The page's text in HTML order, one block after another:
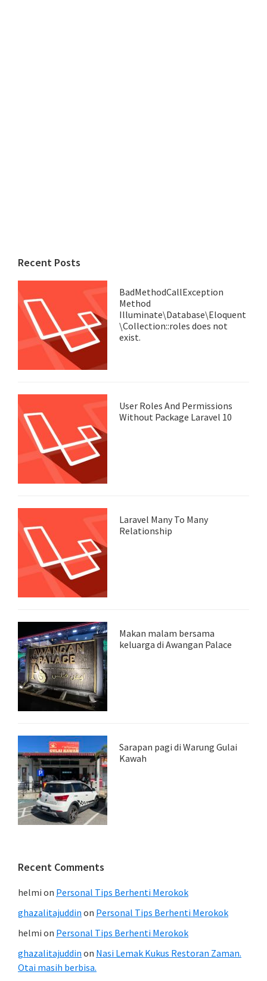
Recent Posts
BadMethodCallException
Method
Illuminate\Database\Eloquent
\Collection::roles does not
exist.
User Roles And Permissions
Without Package Laravel 10
Laravel Many To Many
Relationship
Makan malam bersama
keluarga di Awangan Palace
Sarapan pagi di Warung Gulai
Kawah
Recent Comments
helmi on Personal Tips Berhenti Merokok
ghazalitajuddin on Personal Tips Berhenti Merokok
helmi on Personal Tips Berhenti Merokok
ghazalitajuddin on Nasi Lemak Kukus Restoran Zaman.
Otai masih berbisa.